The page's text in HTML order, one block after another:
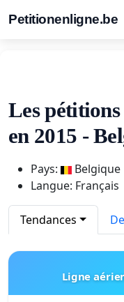
Petitionenligne.be
Les
en 2015 -
Pays:
Belgique
Langue: Français
Tendances
Ligne